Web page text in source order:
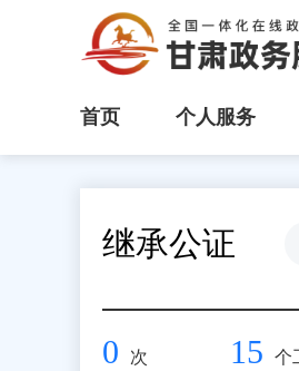
首页 个人服务
继承公证
0 次 15 个